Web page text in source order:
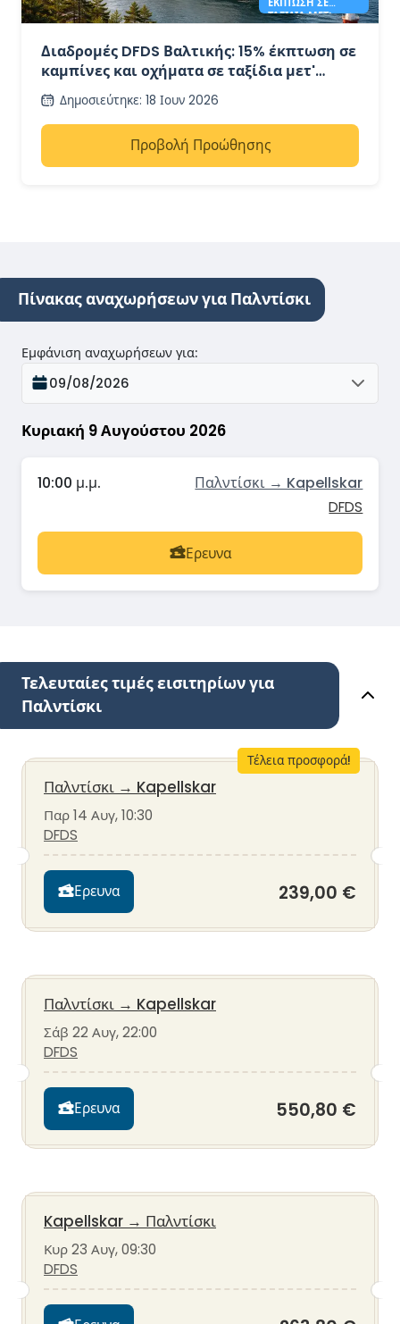
ΈΚΠΤΩΣΗ ΣΕ
ΤΑΞΊΔΙΑ ΜΕΤ'
ΒΑΛΤΙΚΉ
Διαδρομές DFDS Βαλτικής: 15% έκπτωση σε
καμπίνες και οχήματα σε ταξίδια μετ'
επιστροφής
Δημοσιεύτηκε: 18 Ιουν 2026
Προβολή Προώθησης
Πίνακας αναχωρήσεων για Παλντίσκι
Κυριακή 9 Αυγούστου 2026
Εμφάνιση αναχωρήσεων για:
09/08/2026
10:00 μ.μ. Παλντίσκι → Kapellskar
DFDS
Ερευνα
Τελευταίες τιμές εισιτηρίων για
Παλντίσκι
Τέλεια προσφορά!
Παλντίσκι → Kapellskar
Παρ 14 Αυγ, 10:30
DFDS
Ερευνα 239,00 €
Παλντίσκι → Kapellskar
Σάβ 22 Αυγ, 22:00
DFDS
Ερευνα 550,80 €
Kapellskar → Παλντίσκι
Κυρ 23 Αυγ, 09:30
DFDS